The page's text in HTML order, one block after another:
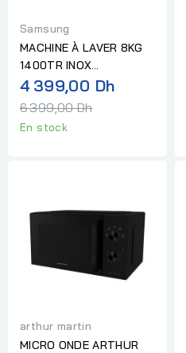
Samsung
MACHINE À LAVER 8KG
1400TR INOX
ECOBUBBLE SAMSUNG
4 399,00 DhPrix
6 399,00 Dh
En stock
arthur martin
MICRO ONDE ARTHUR